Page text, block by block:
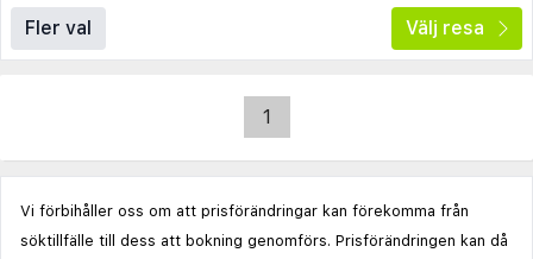
Fler val Välj resa
1
Vi förbihåller oss om att prisförändringar kan förekomma från
söktillfälle till dess att bokning genomförs. Prisförändringen kan då